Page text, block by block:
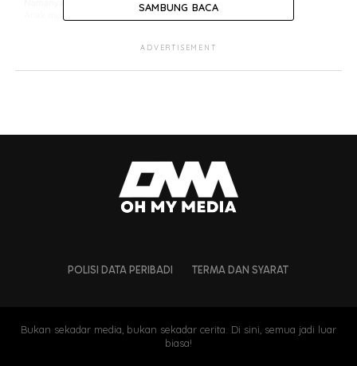
SAMBUNG BACA
ADVERTISEMENT
POLISI DATA PERIBADI TERMA DAN SYARAT
Bukan sekadar media, bukan sekadar cerita. Di sini, semua jadi luar
biasa!